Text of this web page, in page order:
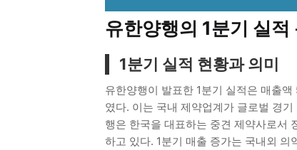
유한양행의 1분기 실
1분기 실적 현황과 의미
유한양행이 발표한 1분기 실적은 매출
였다. 이는 국내 제약업계가 글로벌 경
행은 한국을 대표하는 중견 제약사로서
하고 있다. 1분기 매출 증가는 국내외